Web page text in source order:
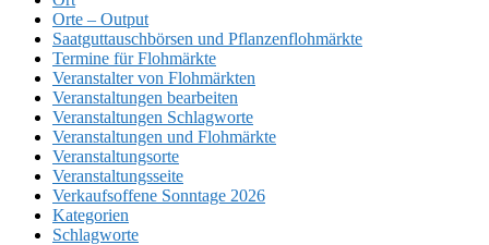
Orte – Output
Saatguttauschbörsen und Pflanzenflohmärkte
Termine für Flohmärkte
Veranstalter von Flohmärkten
Veranstaltungen bearbeiten
Veranstaltungen Schlagworte
Veranstaltungen und Flohmärkte
Veranstaltungsorte
Veranstaltungsseite
Verkaufsoffene Sonntage 2026
Kategorien
Schlagworte